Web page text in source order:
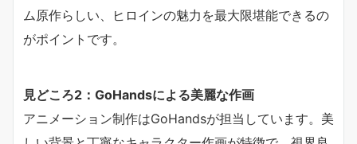
ム原作らしい、ヒロインの魅力を最大限堪能できるの
がポイントです。
見どころ2：GoHandsによる美麗な作画
アニメーション制作はGoHandsが担当しています。美